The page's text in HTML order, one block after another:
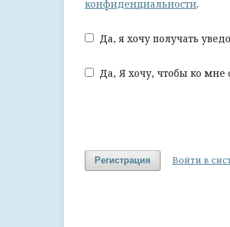
конфиденциальности.
Да, я хочу получать
Да, Я хочу, чтобы ко мне
Регистрация Войти в